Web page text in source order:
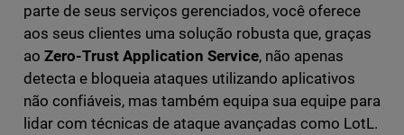
parte de seus serviços gerenciados, você oferece
aos seus clientes uma solução robusta que, graças
ao Zero-Trust Application Service, não apenas
detecta e bloqueia ataques utilizando aplicativos
não confiáveis, mas também equipa sua equipe para
lidar com técnicas de ataque avançadas como LotL.